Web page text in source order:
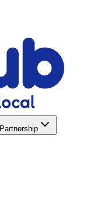
Partnership